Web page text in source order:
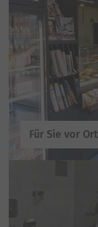
Für Sie vor Ort